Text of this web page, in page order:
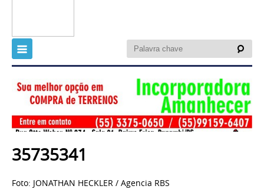
35735341
Foto: JONATHAN HECKLER / Agencia RBS